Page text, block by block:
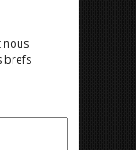
nous
brefs